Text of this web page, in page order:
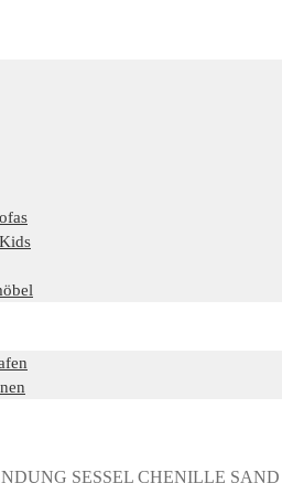
SESSEL CHENILLE SAND